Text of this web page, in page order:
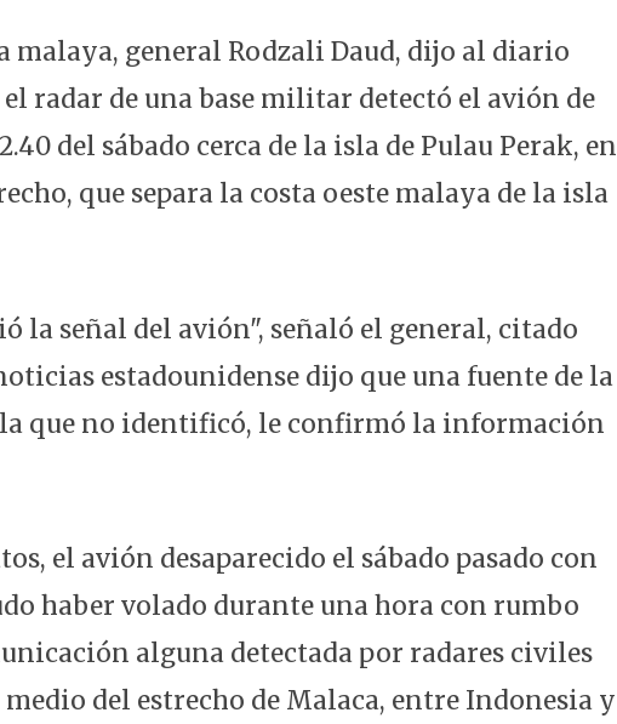
malaya, general Rodzali Daud, dijo al diario
radar de una base militar detectó el avión de
del sábado cerca de la isla de Pulau Perak, en
que separa la costa oeste malaya de la isla
la señal del avión", señaló el general, citado
estadounidense dijo que una fuente de la
la que no identificó, le confirmó la información
el avión desaparecido el sábado pasado con
haber volado durante una hora con rumbo
alguna detectada por radares civiles
medio del estrecho de Malaca, entre Indonesia y